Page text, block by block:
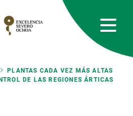
PLANTAS CADA VEZ MÁS ALTAS
DE LAS REGIONES ÁRTICAS